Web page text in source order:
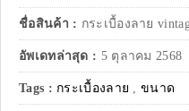
ชื่อสินค้า : กระเบื้องลาย
อัพเดทล่าสุด : 5 ตุลาคม 2568
Tags : กระเบื้องลาย ,ขนาด